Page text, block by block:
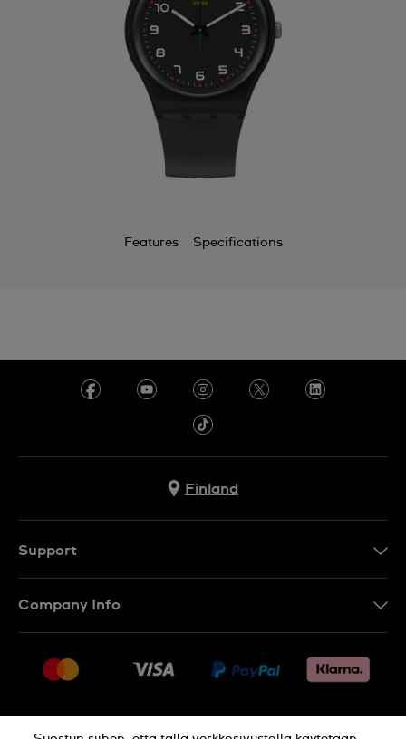
Features Specifications
Finland
Support
Palautukset
Myyntiehdot
Company Info
Jobs